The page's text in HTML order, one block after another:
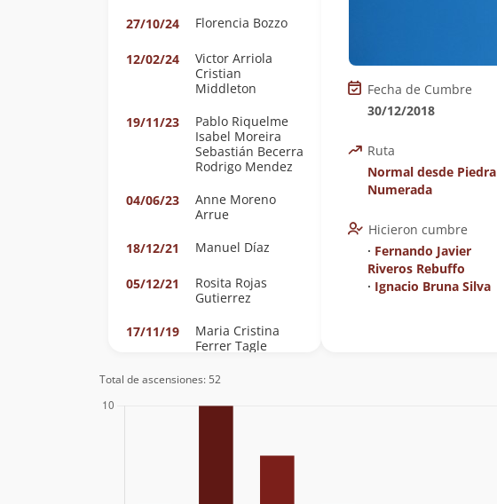
27/10/24
Florencia Bozzo
12/02/24
Victor Arriola
Cristian
Middleton
19/11/23
Pablo Riquelme
Isabel Moreira
Sebastián Becerra
Rodrigo Mendez
04/06/23
Anne Moreno
Arrue
18/12/21
Manuel Díaz
05/12/21
Rosita Rojas
Gutierrez
17/11/19
Maria Cristina
Ferrer Tagle
Oxley
Fernando Javier
Fecha de Cumbre
30/12/2018
Ruta
Normal desde Piedra
Numerada
Hicieron cumbre
∙ Fernando Javier
Riveros Rebuffo
∙ Ignacio Bruna Silva
Total de ascensiones: 52